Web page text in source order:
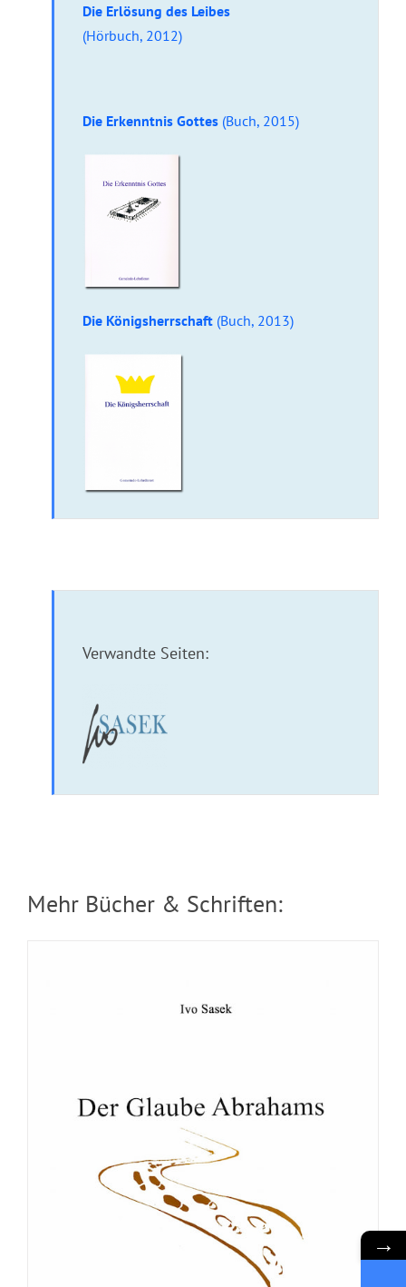
Die Erlösung des Leibes
(Hörbuch, 2012)
Die Erkenntnis Gottes (Buch, 2015)
Die Königsherrschaft (Buch, 2013)
Verwandte Seiten:
Mehr Bücher & Schriften:
Broschüre: Der Herr ist mein Hirte →